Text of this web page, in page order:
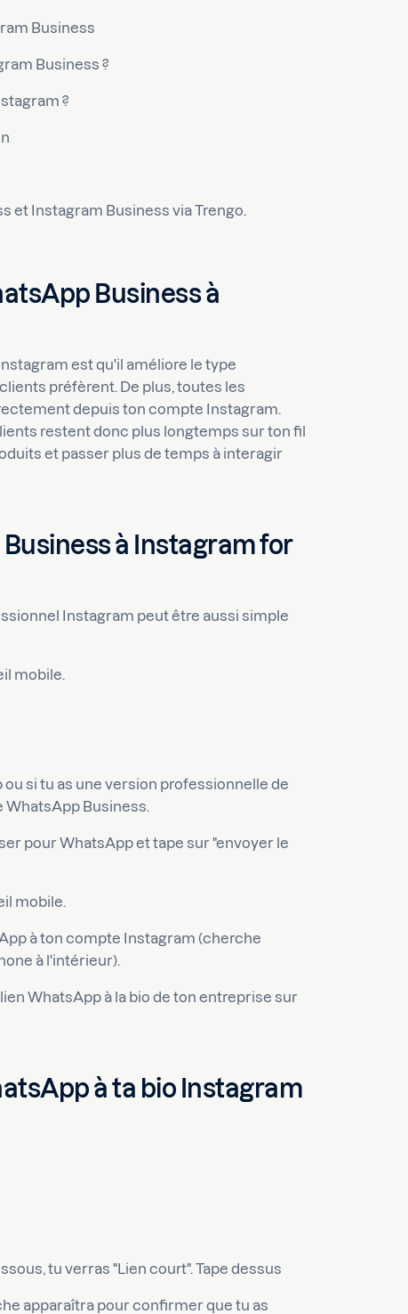
Business
Business ?
?
et Instagram Business via Trengo.
Business à
est qu'il améliore le type
préfèrent. De plus, toutes les
depuis ton compte Instagram.
restent donc plus longtemps sur ton fil
et passer plus de temps à interagir
à Instagram for
Instagram peut être aussi simple
mobile.
si tu as une version professionnelle de
WhatsApp Business.
pour WhatsApp et tape sur "envoyer le
mobile.
à ton compte Instagram (cherche
à l'intérieur).
WhatsApp à la bio de ton entreprise sur
à ta bio Instagram
tu verras "Lien court". Tape dessus
apparaîtra pour confirmer que tu as